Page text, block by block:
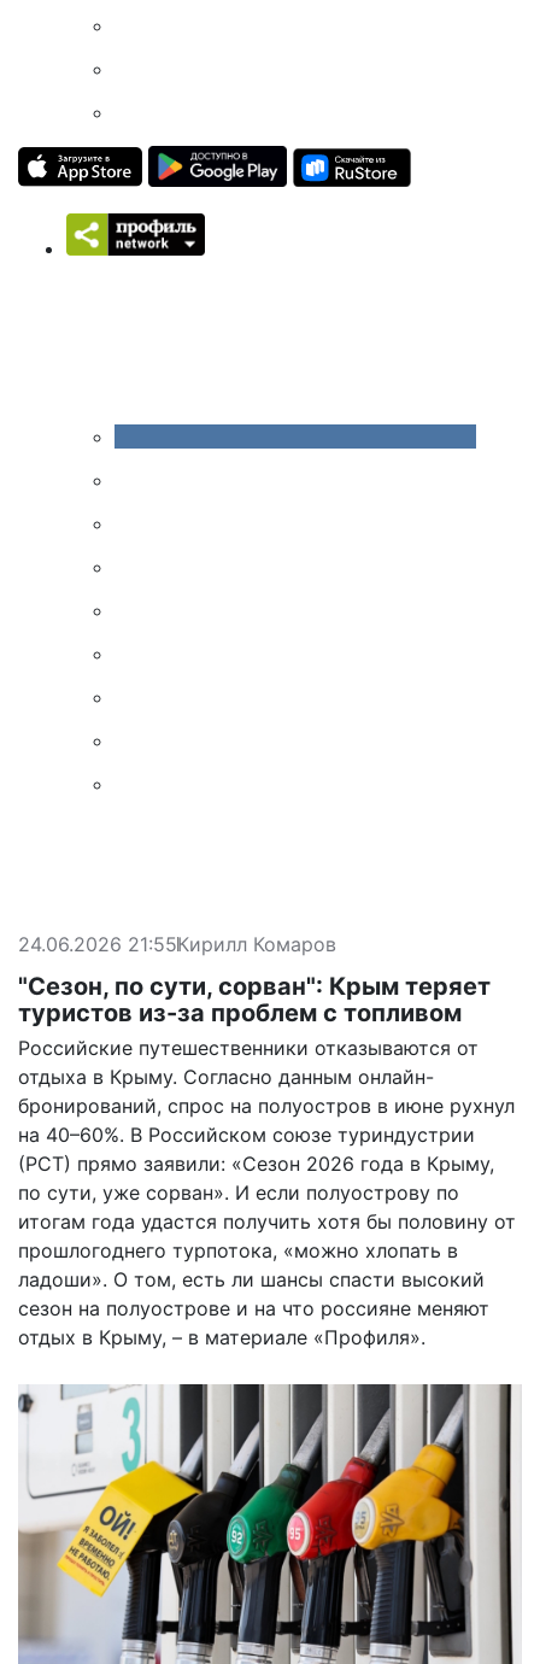
24.06.2026 21:55Кирилл Комаров
"Сезон, по сути, сорван": Крым теряет
туристов из-за проблем с топливом
Российские путешественники отказываются от
отдыха в Крыму. Согласно данным онлайн-
бронирований, спрос на полуостров в июне рухнул
на 40–60%. В Российском союзе туриндустрии
(РСТ) прямо заявили: «Сезон 2026 года в Крыму,
по сути, уже сорван». И если полуострову по
итогам года удастся получить хотя бы половину от
прошлогоднего турпотока, «можно хлопать в
ладоши». О том, есть ли шансы спасти высокий
сезон на полуострове и на что россияне меняют
отдых в Крыму, – в материале «Профиля».